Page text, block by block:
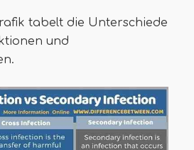
tabelt die Unterschiede
und